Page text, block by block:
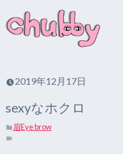
2019年12月17日
sexyなホクロ
眉Eye brow